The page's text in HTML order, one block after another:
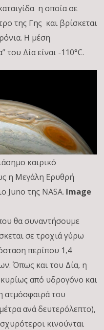
η οποία σε
της Γης και βρίσκεται
Η μέση
του Δία είναι -110°C.
καιρικό
η Μεγάλη Ερυθρή
Juno της NASA. Image
θα συναντήσουμε
σε τροχιά γύρω
περίπου 1,4
Όπως και του Δία, η
από υδρογόνο και
ατμόσφαιρά του
ανά δευτερόλεπτο),
κινούνται